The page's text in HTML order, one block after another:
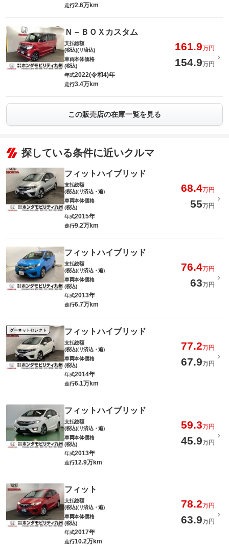
走行2.6万km
Ｎ－ＢＯＸカスタム
支払総額
(税込)(リ済込)
161.9万円
車両本体価格
(税込)
154.9万円
年式2022(令和4)年
走行3.4万km
この販売店の在庫一覧を見る
探している条件に近いクルマ
フィットハイブリッド
支払総額
(税込)(リ済込・追)
68.4万円
車両本体価格
(税込)
55万円
年式2015年
走行9.2万km
フィットハイブリッド
支払総額
(税込)(リ済込・追)
76.4万円
車両本体価格
(税込)
63万円
年式2013年
走行6.7万km
グーネットセレクト フィットハイブリッド
支払総額
(税込)(リ済込・追)
77.2万円
車両本体価格
(税込)
67.9万円
年式2014年
走行6.1万km
フィットハイブリッド
支払総額
(税込)(リ済込・追)
59.3万円
車両本体価格
(税込)
45.9万円
年式2013年
走行12.9万km
フィット
支払総額
(税込)(リ済込・追)
78.2万円
車両本体価格
(税込)
63.9万円
年式2017年
走行10.2万km